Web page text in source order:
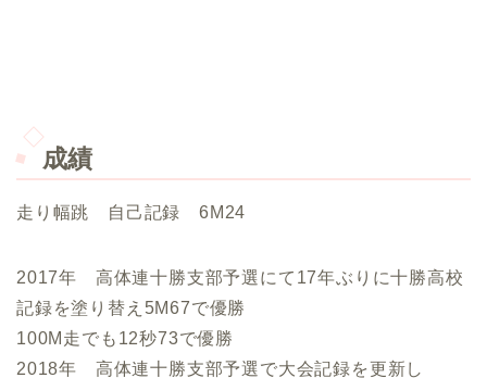
成績
走り幅跳 自己記録 6M24
2017年 高体連十勝支部予選にて17年ぶりに十勝高校
記録を塗り替え5M67で優勝
100M走でも12秒73で優勝
2018年 高体連十勝支部予選で大会記録を更新し